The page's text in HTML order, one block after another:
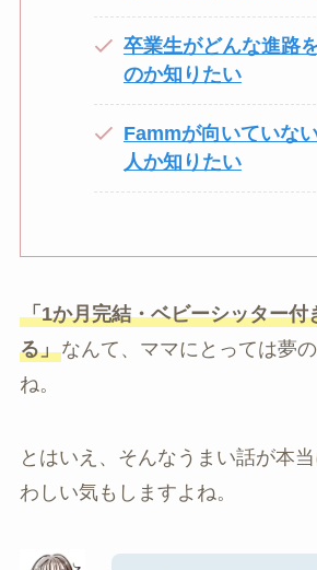
卒業生がどんな進路
のか知りたい
Fammが向いていな
人か知りたい
「1か月完結・ベビーシッター付
る」なんて、ママにとっては夢
ね。
とはいえ、そんなうまい話が本
わしい気もしますよね。